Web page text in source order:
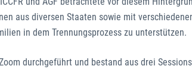
aus diversen Staaten sowie mit
in dem Trennungsprozess zu unterstützen.
durchgeführt und bestand aus drei